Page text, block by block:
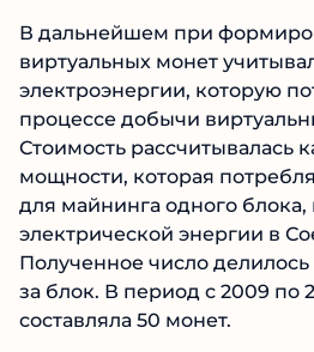
В дальнейшем при
виртуальных монет
электроэнергии, которую
процессе добычи
Стоимость рассчитывалась
мощности, которая
для майнинга одного блока,
электрической энергии в
Полученное число
за блок. В период с 2009 по
составляла 50 монет.